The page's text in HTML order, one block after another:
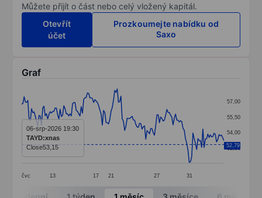
Můžete přijít o část nebo celý vložený kapitál.
Otevřít
účet
Prozkoumejte nabídku od
Saxo
Graf
Line chart with 164 data points.
The chart has 1 X axis displaying categories.
The chart has 1 Y axis displaying values. Data
čvc 13 17 21 27 31
52,50
54,00
55,50
57,00
52,79
06-srp-2026 19:30
TAYD:xnas
Close53,15
End of interactive chart.